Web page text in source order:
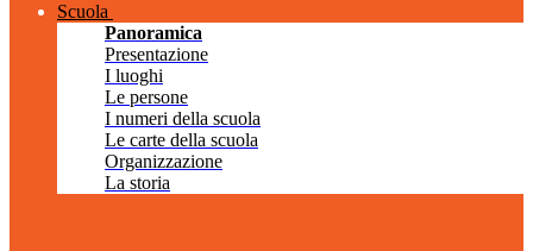
Scuola
Panoramica
Presentazione
I luoghi
Le persone
I numeri della scuola
Le carte della scuola
Organizzazione
La storia